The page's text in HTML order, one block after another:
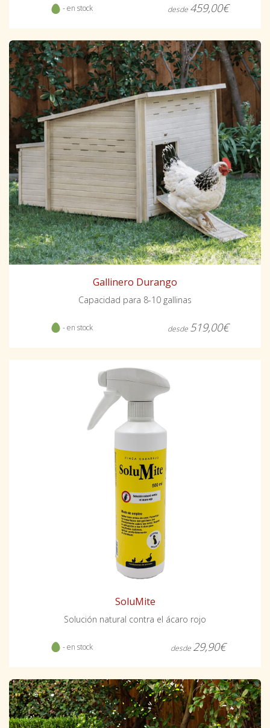
- en stock desde 459,00€
Gallinero Durango
Capacidad para 8-10 gallinas
- en stock desde 519,00€
SoluMite
Solución natural contra el ácaro rojo
- en stock desde 29,90€